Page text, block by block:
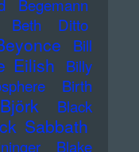
Begemann
Beth Ditto
Bill
Eilish
Billy
Birth
Björk
Black
Sabbath
Blake